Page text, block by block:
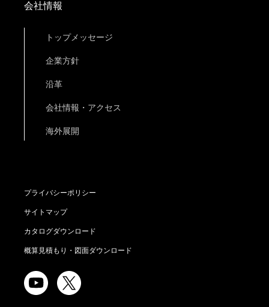
会社情報
トップメッセージ
企業方針
沿革
会社情報・アクセス
海外展開
プライバシーポリシー
サイトマップ
カタログダウンロード
概算見積もり・図面ダウンロード